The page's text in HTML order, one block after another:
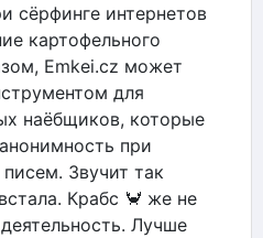
сёрфинге интернетов
картофельного
Emkei.cz может
для
наёбщиков, которые
при
Звучит так
Крабс 🦀 же не
Лучше